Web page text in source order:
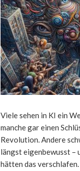
Viele sehen in KI ein
manche gar einen
Revolution. Andere
längst eigenbewusst –
hätten das verschlafen.